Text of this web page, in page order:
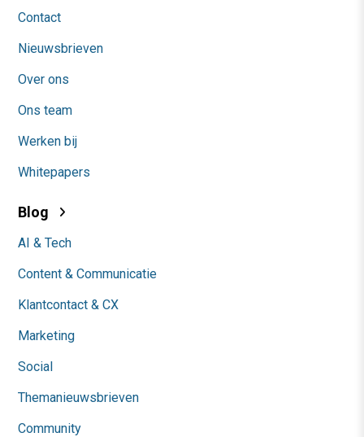
Contact
Nieuwsbrieven
Over ons
Ons team
Werken bij
Whitepapers
Blog
AI & Tech
Content & Communicatie
Klantcontact & CX
Marketing
Social
Themanieuwsbrieven
Community